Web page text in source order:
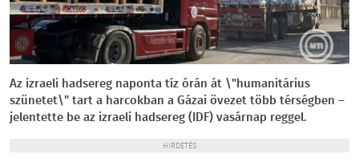
Az izraeli hadsereg naponta tíz órán át \"humanitárius
szünetet\" tart a harcokban a Gázai övezet több térségben –
jelentette be az izraeli hadsereg (IDF) vasárnap reggel.
HIRDETÉS